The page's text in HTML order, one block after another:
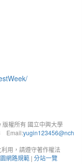
權所有 國立中興大學
Email:yugin123456@nch
用，請遵守著作權法
網路規範 | 分站一覽